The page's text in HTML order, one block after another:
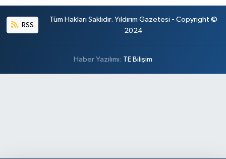
RSS
Tüm Hakları Saklıdır. Yıldırım Gazetesi - Copyright ©
2024
Haber Yazılımı: TE Bilişim